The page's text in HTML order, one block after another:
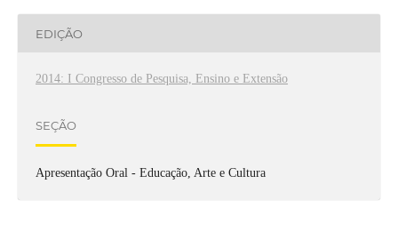
EDIÇÃO
2014: I Congresso de Pesquisa, Ensino e Extensão
SEÇÃO
Apresentação Oral - Educação, Arte e Cultura